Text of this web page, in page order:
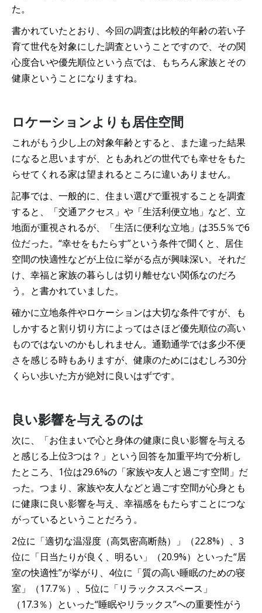
た。
書かれていたとおり、今回の調査は比較的年齢の若い子
育て世代を対象にした調査ということですので、その関
心度合いや優先順位という点では、もちろん家族とその
健康ということになりますね。
ロケーションよりも居住空間
これがもう少し上の対象年齢とすると、また違った結果
になると思いますが、ともあれどの世代でも幸せをもた
らせてくれる家は望まれるところに違いありません。
記事では、一般的に、住まい選びで重視することを調査
すると、「交通アクセス」や「生活利便立地」など、立
地面が重視されるが、「生活に便利な立地」は35.5％で6
位だった。“幸せをもたらす”という条件で聞くと、居住
空間の快適性などが上位に挙がる点が興味深い。それだ
け、幸福と家族の暮らしは切り離せない関係なのだろ
う。と書かれていました。
確かに立地条件やロケーションは大切な条件ですが、も
しかすると割り切り方によってはさほど優先順位の高い
ものではないのかもしれません。通勤通学では多少不便
さを感じる時もありますが、健康のためにはむしろ30分
くらい歩いた方が絶対に良いはずです。
良い影響を与えるのは
次に、「お住まいで心と身体の健康に良い影響を与える
と感じる上位3つは？」という回答を加重平均で分析し
たところ、1位は29.6%の「家族や友人と過ごす空間」だ
った。つまり、家族や友人などと過ごす空間が心身とも
に健康に良い影響を与え、幸福感をもたらすことにつな
がっているということだろう。
2位に「適切な温湿度（高気密高断熱）」（22.8%）、3
位に「日当たりが良く、明るい」（20.9%）といった“居
室の快適性”が挙がり、4位に「質の高い睡眠のための寝
室」（17.7％）、5位に「リラックススペース」
（17.3％）といった“睡眠やリラックス”への重要性がう